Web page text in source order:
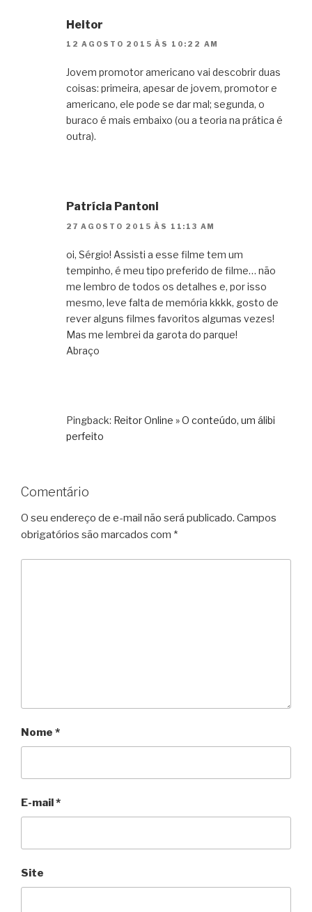
Heitor
12 AGOSTO 2015 ÀS 10:22 AM
Jovem promotor americano vai descobrir duas
coisas: primeira, apesar de jovem, promotor e
americano, ele pode se dar mal; segunda, o
buraco é mais embaixo (ou a teoria na prática é
outra).
Patrícia Pantoni
27 AGOSTO 2015 ÀS 11:13 AM
oi, Sérgio! Assisti a esse filme tem um
tempinho, é meu tipo preferido de filme… não
me lembro de todos os detalhes e, por isso
mesmo, leve falta de memória kkkk, gosto de
rever alguns filmes favoritos algumas vezes!
Mas me lembrei da garota do parque!
Abraço
Pingback: Reitor Online » O conteúdo, um álibi
perfeito
Comentário
O seu endereço de e-mail não será publicado. Campos
obrigatórios são marcados com *
Nome *
E-mail *
Site